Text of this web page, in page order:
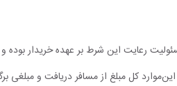
رعایت این شرط بر عهده خریدار
این‌موارد کل مبلغ از مسافر دریافت و